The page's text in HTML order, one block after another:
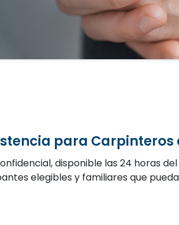
para Carpinteros
disponible las 24 horas
elegibles y familiares que